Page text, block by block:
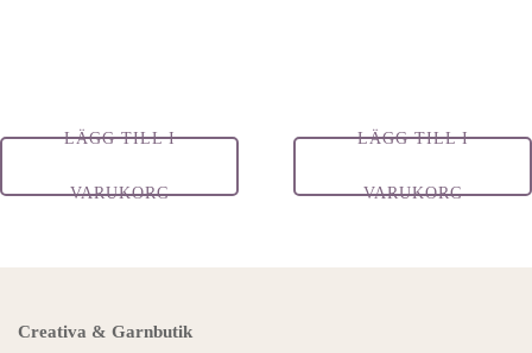
LÄGG TILL I
VARUKORG
LÄGG TILL I
VARUKORG
Creativa & Garnbutik